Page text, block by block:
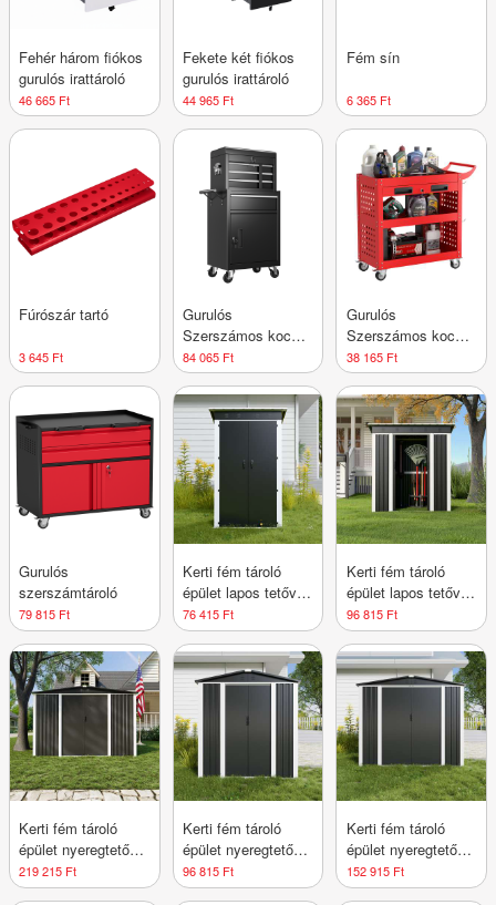
Fehér három fiókos
gurulós irattároló
46 665 Ft
Fekete két fiókos
gurulós irattároló
44 965 Ft
Fém sín
6 365 Ft
Fúrószár tartó
3 645 Ft
Gurulós
Szerszámos kocsi
kétrészes
84 065 Ft
Gurulós
Szerszámos kocsi
polcos
38 165 Ft
Gurulós
szerszámtároló
79 815 Ft
Kerti fém tároló
épület lapos tetővel
- Kis méret - S
76 415 Ft
Kerti fém tároló
épület lapos tetővel
- Közepes méret M
96 815 Ft
Kerti fém tároló
épület nyeregtetővel
- Extra-Nagy-méret
XXL
219 215 Ft
Kerti fém tároló
épület nyeregtetővel
- Közepes méret -
M
96 815 Ft
Kerti fém tároló
épület nyeregtetővel
- Nagy Méret - L
152 915 Ft